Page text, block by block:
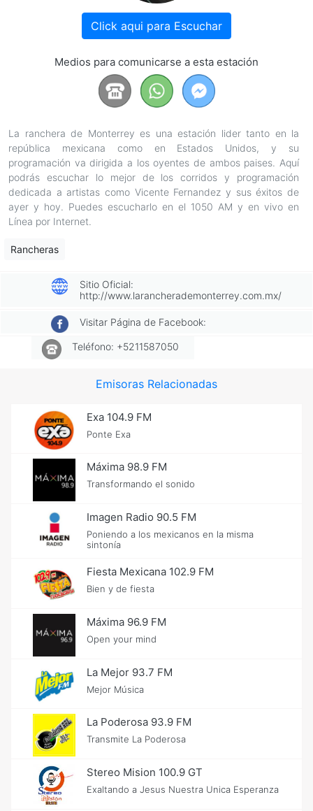
Click aqui para Escuchar
Medios para comunicarse a esta estación
La ranchera de Monterrey es una estación lider tanto en la
república mexicana como en Estados Unidos, y su
programación va dirigida a los oyentes de ambos paises. Aquí
podrás escuchar lo mejor de los corridos y programación
dedicada a artistas como Vicente Fernandez y sus éxitos de
ayer y hoy. Puedes escucharlo en el 1050 AM y en vivo en
Línea por Internet.
Rancheras
Sitio Oficial:
http://www.larancherademonterrey.com.mx/
Visitar Página de Facebook:
Teléfono: +5211587050
Emisoras Relacionadas
Exa 104.9 FM
Ponte Exa
Máxima 98.9 FM
Transformando el sonido
Imagen Radio 90.5 FM
Poniendo a los mexicanos en la misma
sintonía
Fiesta Mexicana 102.9 FM
Bien y de fiesta
Máxima 96.9 FM
Open your mind
La Mejor 93.7 FM
Mejor Música
La Poderosa 93.9 FM
Transmite La Poderosa
Stereo Mision 100.9 GT
Exaltando a Jesus Nuestra Unica Esperanza